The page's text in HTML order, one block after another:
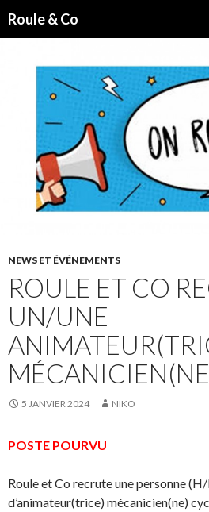
Roule & Co
CONTENU
PRINCIPAL
NEWS ET ÉVÉNEMENTS
ROULE ET CO
UN/UNE
5 JANVIER 2024 NIKO
POSTE POURVU
Roule et Co recrute une personne
d’animateur(trice) mécanicien(ne)